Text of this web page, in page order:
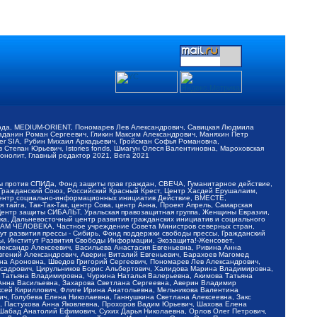
MEDIUM-ORIENT, Пономарев Лев Александрович, Савицкая Людмила
Роман Сергеевич, Гликин Максим Александрович, Маняхин Петр
Рубин Михаил Аркадьевич, Гройсман Софья Романовна,
Юрьевич, Istories fonds, Шмагун Олеся Валентиновна, Мароховская
Главный редактор 2021, Вега 2021
СПИДа, Фонд защиты прав граждан, СВЕЧА, Гуманитарное действие,
Союз, Российский Красный Крест, Центр Хасдей Ерушалаим,
социально-информационных инициатив Действие, ВМЕСТЕ,
Так-Так-Так, центр Сова, центр Анна, Проект Апрель, Самарская
защиты СИБАЛЬТ, Уральская правозащитная группа, Женщины Евразии,
Дальневосточный центр развития гражданских инициатив и социального
ЧЕЛОВЕКА, Частное учреждение Совета Министров северных стран,
прессы - Сибирь, Фонд поддержки свободы прессы, Гражданский
Институт Развития Свободы Информации, Экозащита!-Женсовет,
Алексеевич, Васильева Анастасия Евгеньевна, Ривина Анна
Александрович, Аверин Виталий Евгеньевич, Барахоев Магомед
Шведов Григорий Сергеевич, Пономарев Лев Александрович,
Цирульников Борис Альбертович, Халидова Марина Владимировна,
Владимировна, Чуркина Наталья Валерьевна, Акимова Татьяна
Васильевна, Захарова Светлана Сергеевна, Аверин Владимир
Кириллович, Флиге Ирина Анатольевна, Мельникова Валентина
Елена Николаевна, Ганнушкина Светлана Алексеевна, Закс
Анна Яковлевна, Прохоров Вадим Юрьевич, Шахова Елена
Анатолий Ефимович, Сухих Дарья Николаевна, Орлов Олег Петрович,